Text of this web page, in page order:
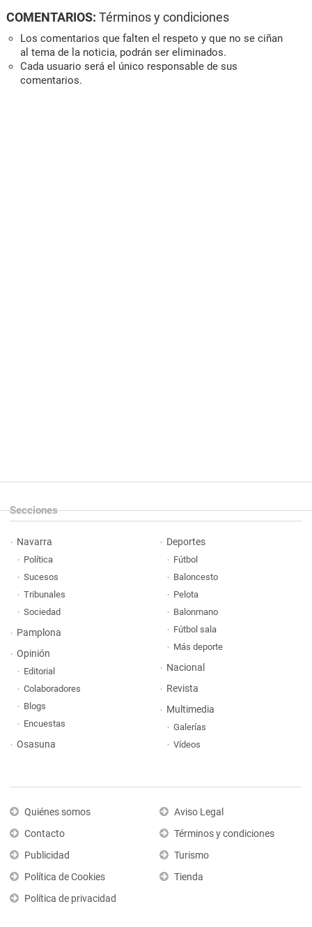
COMENTARIOS: Términos y condiciones
Los comentarios que falten el respeto y que no se ciñan
al tema de la noticia, podrán ser eliminados.
Cada usuario será el único responsable de sus
comentarios.
Secciones
Navarra
Política
Sucesos
Tribunales
Sociedad
Pamplona
Opinión
Editorial
Colaboradores
Blogs
Encuestas
Osasuna
Deportes
Fútbol
Baloncesto
Pelota
Balonmano
Fútbol sala
Más deporte
Nacional
Revista
Multimedia
Galerías
Vídeos
Quiénes somos
Contacto
Publicidad
Política de Cookies
Política de privacidad
Aviso Legal
Términos y condiciones
Turismo
Tienda